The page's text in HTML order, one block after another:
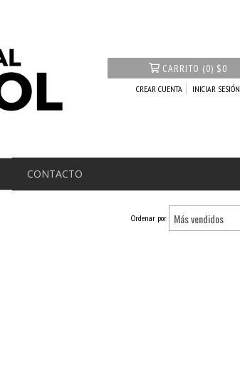
CARRITO (0) $0
CREAR CUENTA INICIAR SESIÓN
CONTACTO
Ordenar por